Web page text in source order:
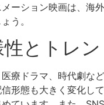
ーション映画は、
う。
とトレン
療ドラマ、時代劇
形態も大きく変化